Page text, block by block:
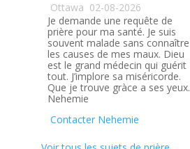
Ottawa 02-08-2026
Je demande une requête de
prière pour ma santé. Je suis
souvent malade sans connaître
les causes de mes maux. Dieu
est le grand médecin qui guérit
tout. J’implore sa miséricorde.
Que je trouve gràce a ses yeux.
Nehemie
Contacter Nehemie